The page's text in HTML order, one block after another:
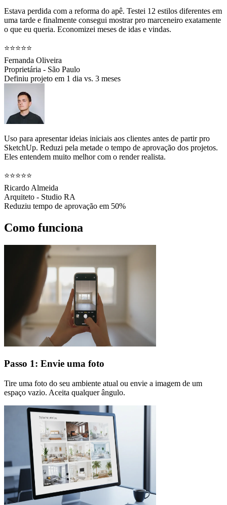
Estava perdida com a reforma do apê. Testei 12 estilos diferentes em
uma tarde e finalmente consegui mostrar pro marceneiro exatamente
o que eu queria. Economizei meses de idas e vindas.
⭐⭐⭐⭐⭐
Fernanda Oliveira
Proprietária - São Paulo
Definiu projeto em 1 dia vs. 3 meses
Uso para apresentar ideias iniciais aos clientes antes de partir pro
SketchUp. Reduzi pela metade o tempo de aprovação dos projetos.
Eles entendem muito melhor com o render realista.
⭐⭐⭐⭐⭐
Ricardo Almeida
Arquiteto - Studio RA
Reduziu tempo de aprovação em 50%
Como funciona
Passo 1: Envie uma foto
Tire uma foto do seu ambiente atual ou envie a imagem de um
espaço vazio. Aceita qualquer ângulo.